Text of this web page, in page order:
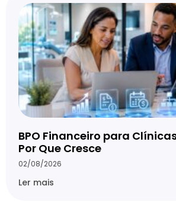
BPO Financeiro para
Por Que Cresce
02/08/2026
Ler mais